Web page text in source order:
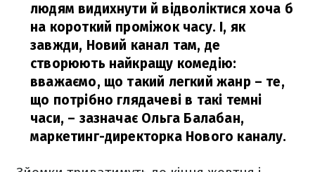
людям видихнути й відволіктися хоча б
на короткий проміжок часу. І, як
завжди, Новий канал там, де
створюють найкращу комедію:
вважаємо, що такий легкий жанр – те,
що потрібно глядачеві в такі темні
часи, – зазначає Ольга Балабан,
маркетинг-директорка Нового каналу.